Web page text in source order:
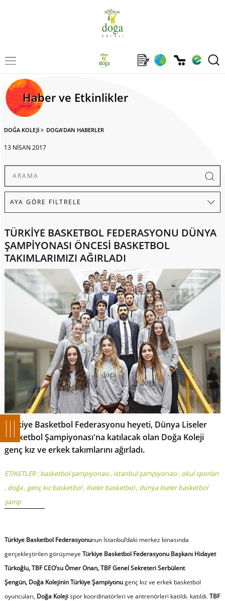
Haber ve Etkinlikler
DOĞA KOLEJİ > DOGA'DAN HABERLER
13 NİSAN 2017
TÜRKİYE BASKETBOL FEDERASYONU DÜNYA
ŞAMPİYONASI ÖNCESİ BASKETBOL
TAKIMLARIMIZI AĞIRLADI
Türkiye Basketbol Federasyonu heyeti, Dünya Liseler
Basketbol Şampiyonası'na katılacak olan Doğa Koleji
genç kız ve erkek takımlarını ağırladı.
ETİKETLER :basketbol şampiyonası, istanbul şampiyonası, okul sporları
, doğa, genç kız basketbol, liseler basketbol, dünya liseler basketbol
şamp
Türkiye Basketbol Federasyonunun İstanbul’daki merkez binasında
gerçekleştirilen görüşmeye Türkiye Basketbol Federasyonu Başkanı Hidayet
Türkoğlu, TBF CEO’su Ömer Onan, TBF Genel Sekreteri Serbülent
Şengün, Doğa Kolejinin Türkiye Şampiyonugenç kız ve erkek basketbol
oyuncuları, Doğa Kolejispor koordinatörleri ve antrenörleri katıldı. katıldı.TBF